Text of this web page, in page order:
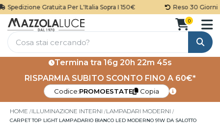
Gratuita Per L'Italia Sopra I 150€ Reso 30 Giorni
Cerca
0
Termina tra 16g 20h 22m 44s
RISPARMIA SUBITO SCONTO FINO A 60€*
Codice:PROMOESTATE Copia
HOME ILLUMINAZIONE INTERNI LAMPADARI MODERNI
CARPET TOP LIGHT LAMPADARIO BIANCO LED MODERNO 91W DA SALOTTO